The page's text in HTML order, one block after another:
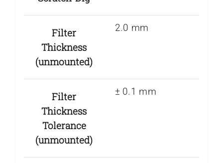
Filter
Thickness
(unmounted)
2.0 mm
Filter
Thickness
Tolerance
(unmounted)
± 0.1 mm